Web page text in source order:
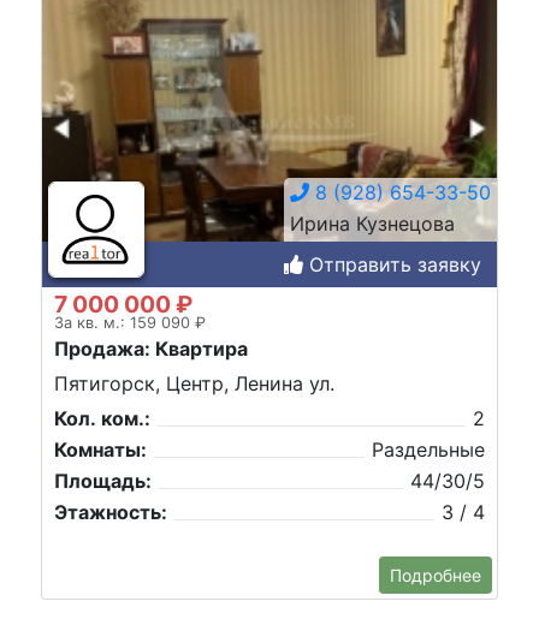
8 (928) 654-33-50
Ирина Кузнецова
Отправить заявку
7 000 000 ₽
За кв. м.: 159 090 ₽
Продажа: Квартира
Пятигорск, Центр, Ленина ул.
Кол. ком.:
2
Комнаты:
Раздельные
Площадь:
44/30/5
Этажность:
3 / 4
Подробнее